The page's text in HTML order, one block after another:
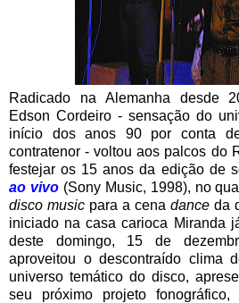
Radicado na Alemanha desde
Edson Cordeiro - sensação do
início dos anos 90 por conta
contratenor - voltou aos palcos do
festejar os 15 anos da edição de
ao vivo (Sony Music, 1998), no
disco music para a cena dance da
iniciado na casa carioca Miranda
deste domingo, 15 de
aproveitou o descontraído clima
universo temático do disco,
seu próximo projeto fonográfico,